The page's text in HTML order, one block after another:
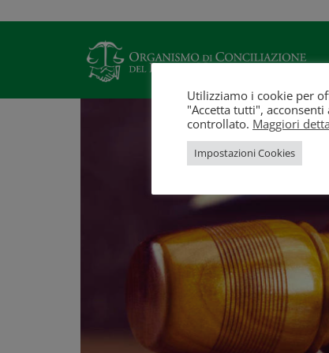
Utilizziamo i cookie per
"Accetta tutti",
controllato. Maggiori
Impostazioni Cookies